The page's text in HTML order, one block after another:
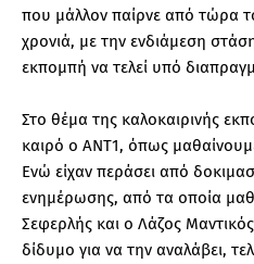
που μάλλον παίρνε από τώρα το
χρονιά, με την ενδιάμεση
εκπομπή να τελεί υπό
Στο θέμα της καλοκαιρινής
καιρό ο ΑΝΤ1, όπως
Ενώ είχαν περάσει από
ενημέρωσης, από τα οποία
Σεφερλής και ο Λάζος
δίδυμο για να την αναλάβει,